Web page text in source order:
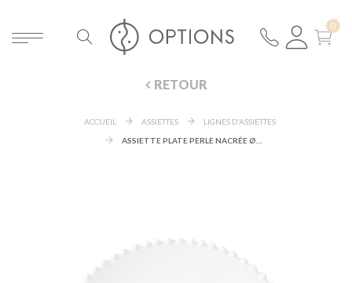
RETOUR
ACCUEIL ASSIETTES
LIGNES D'ASSIETTES